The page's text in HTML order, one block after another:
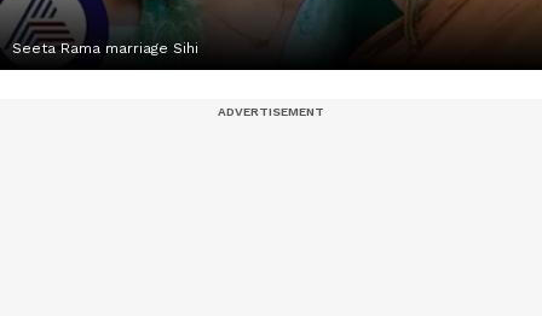
Seeta Rama marriage Sihi